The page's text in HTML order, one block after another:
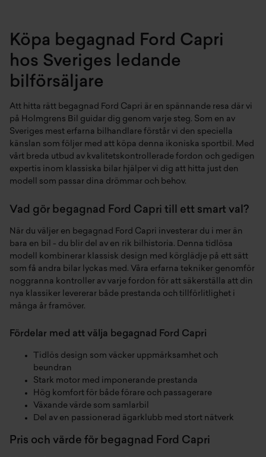
Köpa begagnad Ford Capri
hos Sveriges ledande
bilförsäljare
Att hitta rätt begagnad Ford Capri är en spännande resa där vi
på Holmgrens Bil guidar dig genom varje steg. Som en av
Sveriges mest erfarna bilhandlare förstår vi den speciella
känslan som följer med att köpa denna ikoniska sportbil. Med
vårt breda utbud av kvalitetskontrollerade fordon och gedigen
expertis inom klassiska bilar hjälper vi dig att hitta just den
modell som passar dina drömmar och behov.
Vad gör begagnad Ford Capri till ett smart val?
När du väljer en begagnad Ford Capri investerar du i mer än
bara en bil - du blir del av en rik bilhistoria. Denna tidlösa
modell kombinerar klassisk design med körglädje på ett sätt
som få andra bilar lyckas med. Våra erfarna tekniker genomför
noggranna kontroller av varje fordon för att säkerställa att din
nya klassiker levererar både prestanda och tillförlitlighet i
många år framöver.
Fördelar med att välja begagnad Ford Capri
Tidlös design som väcker uppmärksamhet och
beundran
Stark motor med imponerande prestanda
Hög komfort för både förare och passagerare
Växande värde som samlarbil
Del av en passionerad ägarklubb med stort nätverk
Pris och värde för begagnad Ford Capri